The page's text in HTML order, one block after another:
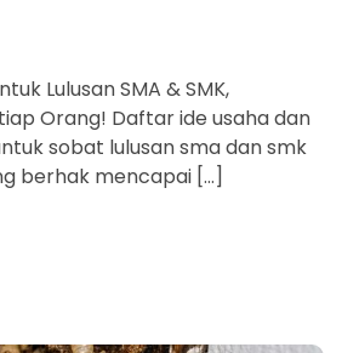
Lulusan SMA & SMK,
Orang! Daftar ide usaha dan
sobat lulusan sma dan smk
berhak mencapai […]